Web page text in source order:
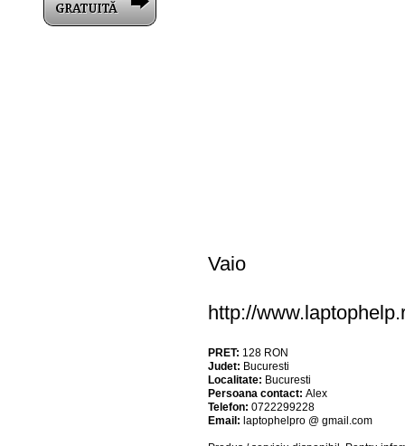
Vaio
http://
PRET: 128 RON
Judet: Bucuresti
Localitate: Bucuresti
Persoana contact: Alex
Telefon: 0722299228
Email: laptophelpro @ gmail.com